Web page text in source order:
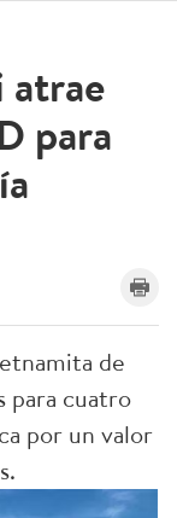
atrae
para
de
para cuatro
por un valor